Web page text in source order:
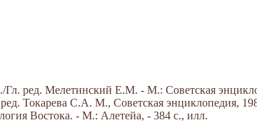
Гл. ред. Мелетинский Е.М. - М.: Советская
Токарева С.А. М., Советская энциклопедия,
Востока. - М.: Алетейа, - 384 с., илл.